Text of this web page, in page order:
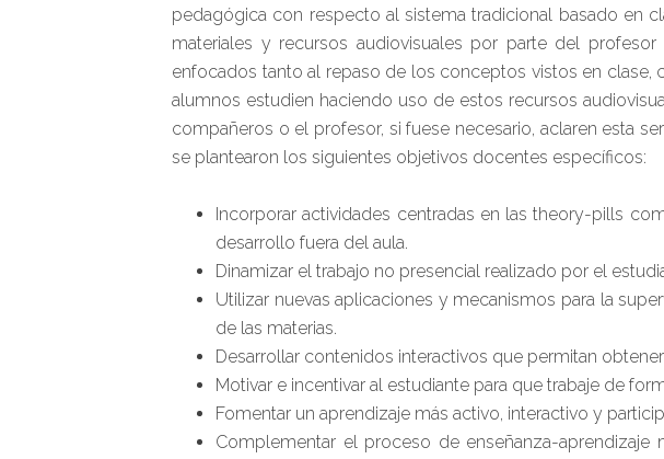
pedagógica con respecto al sistema tradicional basado en
materiales y recursos audiovisuales por parte del
enfocados tanto al repaso de los conceptos vistos en
alumnos estudien haciendo uso de estos recursos
compañeros o el profesor, si fuese necesario, aclaren esta
se plantearon los siguientes objetivos docentes específicos:
Incorporar actividades centradas en las theory-pills
desarrollo fuera del aula.
Dinamizar el trabajo no presencial realizado por el
Utilizar nuevas aplicaciones y mecanismos para la
de las materias.
Desarrollar contenidos interactivos que permitan
Motivar e incentivar al estudiante para que trabaje de
Fomentar un aprendizaje más activo, interactivo y
Complementar el proceso de enseñanza-